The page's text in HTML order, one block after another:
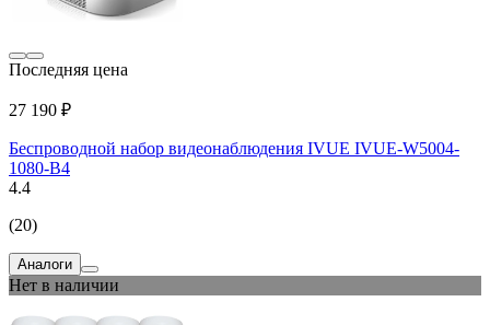
Последняя цена
27 190 ₽
Беспроводной набор видеонаблюдения IVUE IVUE-W5004-
1080-B4
4.4
(20)
Аналоги
Нет в наличии